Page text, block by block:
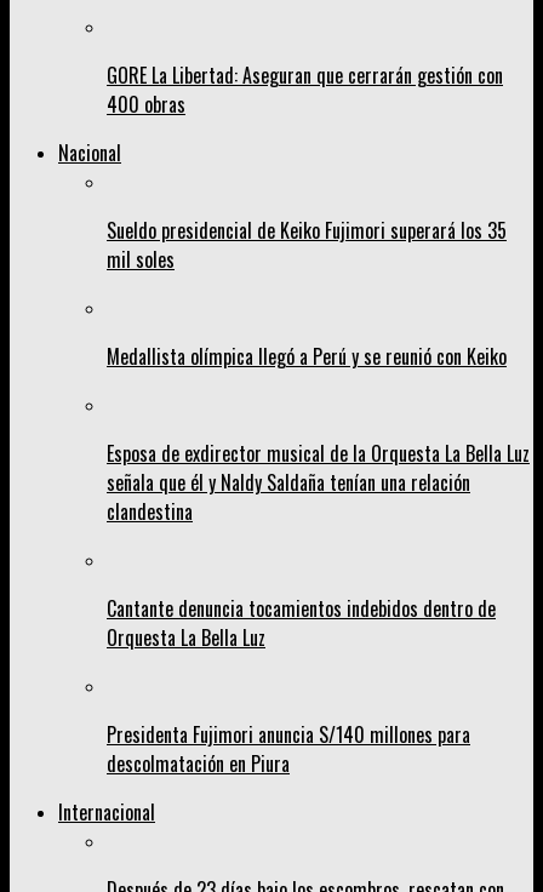
GORE La Libertad: Aseguran que cerrarán gestión con
400 obras
Nacional
Sueldo presidencial de Keiko Fujimori superará los 35
mil soles
Medallista olímpica llegó a Perú y se reunió con Keiko
Esposa de exdirector musical de la Orquesta La Bella Luz
señala que él y Naldy Saldaña tenían una relación
clandestina
Cantante denuncia tocamientos indebidos dentro de
Orquesta La Bella Luz
Presidenta Fujimori anuncia S/140 millones para
descolmatación en Piura
Internacional